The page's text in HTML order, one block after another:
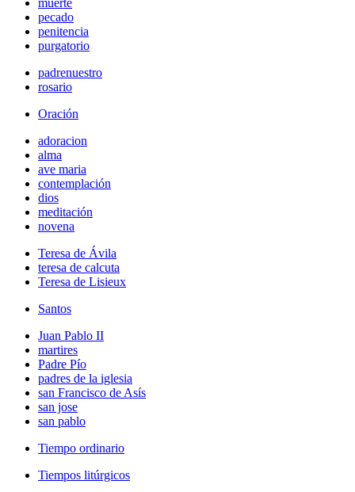
muerte
pecado
penitencia
purgatorio
padrenuestro
rosario
Oración
adoracion
alma
ave maria
contemplación
dios
meditación
novena
Teresa de Ávila
teresa de calcuta
Teresa de Lisieux
Santos
Juan Pablo II
martires
Padre Pío
padres de la iglesia
san Francisco de Asís
san jose
san pablo
Tiempo ordinario
Tiempos litúrgicos